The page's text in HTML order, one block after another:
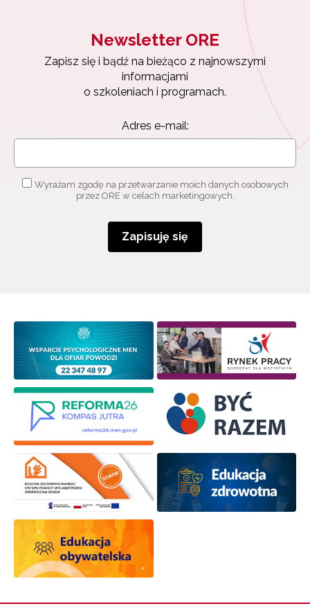
Newsletter ORE
Zapisz się i bądź na bieżąco z najnowszymi
informacjami
o szkoleniach i programach.
Adres e-mail:
Wyrażam zgodę na przetwarzanie moich danych osobowych
przez ORE w celach marketingowych.
Zapisuję się